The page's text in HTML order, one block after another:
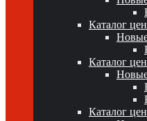
Каталог
Каталог
Каталог